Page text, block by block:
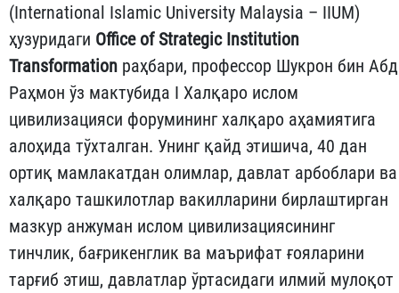
(International Islamic University Malaysia – IIUM)
ҳузуридаги Office of Strategic Institution
Transformation раҳбари, профессор Шукрон бин Абд
Раҳмон ўз мактубида I Халқаро ислом
цивилизацияси форумининг халқаро аҳамиятига
алоҳида тўхталган. Унинг қайд этишича, 40 дан
ортиқ мамлакатдан олимлар, давлат арбоблари ва
халқаро ташкилотлар вакилларини бирлаштирган
мазкур анжуман ислом цивилизациясининг
тинчлик, бағрикенглик ва маърифат ғояларини
тарғиб этиш, давлатлар ўртасидаги илмий мулоқот